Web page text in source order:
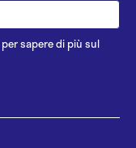
per sapere di più sul